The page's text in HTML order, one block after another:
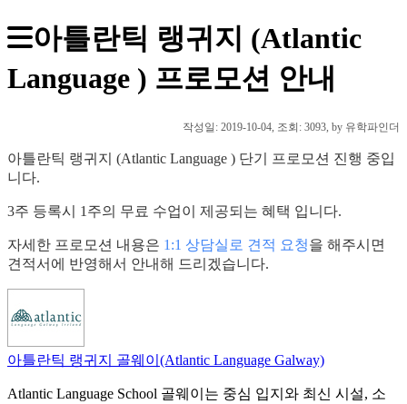
아틀란틱 랭귀지 (Atlantic
Language ) 프로모션 안내
작성일: 2019-10-04, 조회: 3093, by 유학파인더
아틀란틱 랭귀지 (Atlantic Language ) 단기 프로모션 진행 중입
니다.
3주 등록시 1주의 무료 수업이 제공되는 혜택 입니다.
자세한 프로모션 내용은 1:1 상담실로 견적 요청을 해주시면
견적서에 반영해서 안내해 드리겠습니다.
아틀란틱 랭귀지 골웨이(Atlantic Language Galway)
Atlantic Language School 골웨이는 중심 입지와 최신 시설, 소